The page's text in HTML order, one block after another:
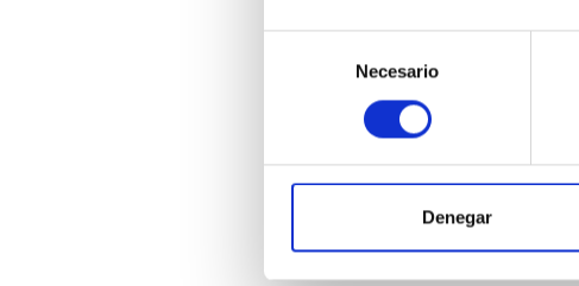
consentimiento
Necesario
Denegar
Duración
3,40 horas